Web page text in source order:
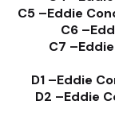
C5 –Eddie
C6
C7
D1 –Eddie
D2 –Eddie